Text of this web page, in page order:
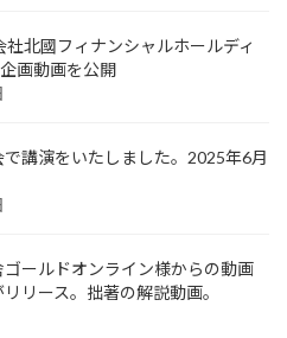
社北國フィナンシャルホールディ
画動画を公開
で講演をいたしました。2025年6月
ゴールドオンライン様からの動画
リース。拙著の解説動画。